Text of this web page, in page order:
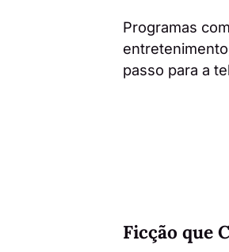
Programas
passo para a
Ficção que